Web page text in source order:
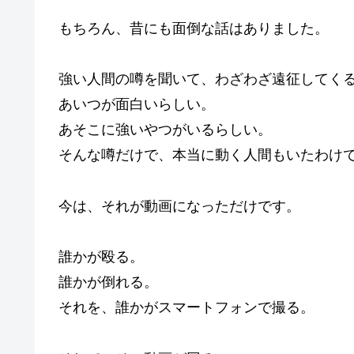
もちろん、昔にも面倒な話はありました。
強い人間の噂を聞いて、わざわざ遠征してく
あいつが面白いらしい。
あそこに強いやつがいるらしい。
そんな噂だけで、本当に動く人間もいたわけで
今は、それが動画になっただけです。
誰かが殴る。
誰かが倒れる。
それを、誰かがスマートフォンで撮る。